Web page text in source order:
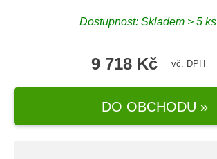
Dostupnost: Skladem > 5 ks
9 718 Kč vč. DPH
DO OBCHODU »